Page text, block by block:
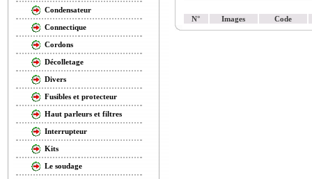
Condensateur
Connectique
Cordons
Décolletage
Divers
Fusibles et protecteur
Haut parleurs et filtres
Interrupteur
Kits
Le soudage
N° Images Code